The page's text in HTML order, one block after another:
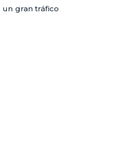
gran tráfico